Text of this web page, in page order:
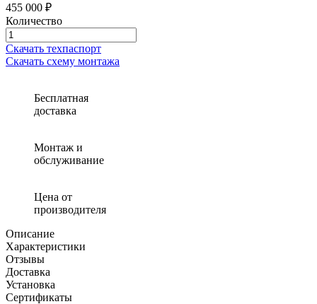
455 000 ₽
Количество
Количество
товара
Очистное
автомойки
грузовиков
Скачать техпаспорт
Скачать схему монтажа
Бесплатная
доставка
Монтаж и
обслуживание
Цена от
производителя
Описание
Характеристики
Отзывы
Доставка
Установка
Сертификаты